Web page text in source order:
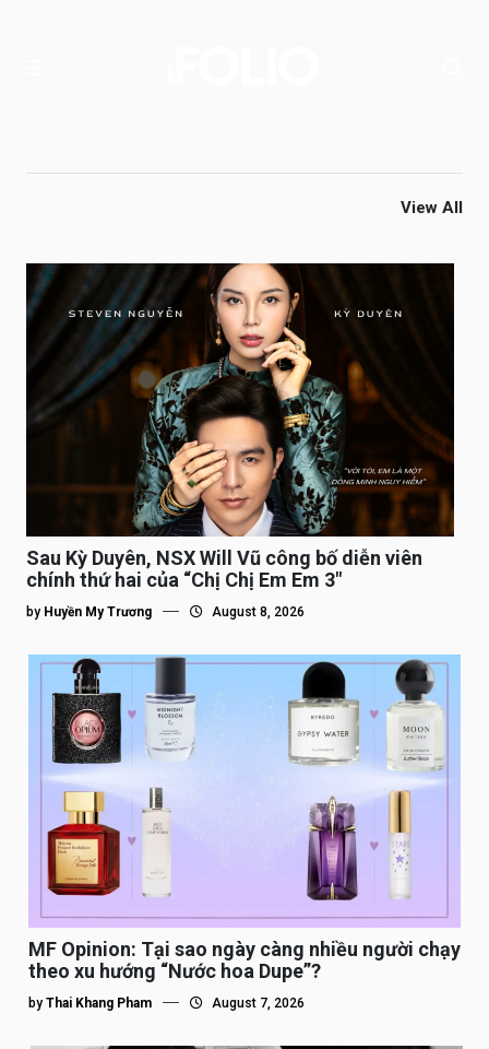
View All
Sau Kỳ Duyên, NSX Will Vũ công bố diễn viên
chính thứ hai của “Chị Chị Em Em 3″
by Huyền My Trương August 8, 2026
MF Opinion: Tại sao ngày càng nhiều người chạy
theo xu hướng “Nước hoa Dupe”?
by Thai Khang Pham August 7, 2026